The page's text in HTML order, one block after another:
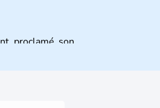
proclamé son